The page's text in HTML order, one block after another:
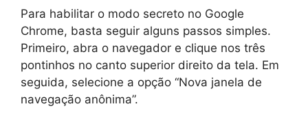
Para habilitar o modo secreto no Google
Chrome, basta seguir alguns passos simples.
Primeiro, abra o navegador e clique nos três
pontinhos no canto superior direito da tela. Em
seguida, selecione a opção “Nova janela de
navegação anônima”.